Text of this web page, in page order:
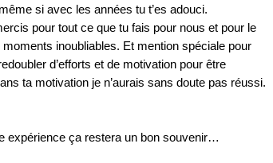
si avec les années tu t’es adouci.
pour tout ce que tu fais pour nous et pour le
inoubliables. Et mention spéciale pour
d’efforts et de motivation pour être
ta motivation je n’aurais sans doute pas réussi.
ça restera un bon souvenir…